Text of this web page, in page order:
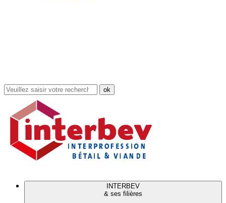
Rechercher
dans
site
INTERBEV
& ses filières